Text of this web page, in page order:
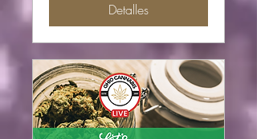
Detalles